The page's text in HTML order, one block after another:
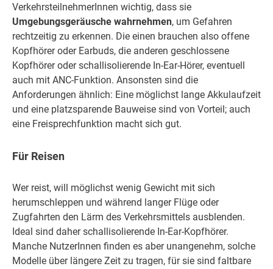
VerkehrsteilnehmerInnen wichtig, dass sie
Umgebungsgeräusche wahrnehmen, um Gefahren
rechtzeitig zu erkennen. Die einen brauchen also offene
Kopfhörer oder Earbuds, die anderen geschlossene
Kopfhörer oder schallisolierende In-Ear-Hörer, eventuell
auch mit ANC-Funktion. Ansonsten sind die
Anforderungen ähnlich: Eine möglichst lange Akkulaufzeit
und eine platzsparende Bauweise sind von Vorteil; auch
eine Freisprechfunktion macht sich gut.
Für Reisen
Wer reist, will möglichst wenig Gewicht mit sich
herumschleppen und während langer Flüge oder
Zugfahrten den Lärm des Verkehrsmittels ausblenden.
Ideal sind daher schallisolierende In-Ear-Kopfhörer.
Manche NutzerInnen finden es aber unangenehm, solche
Modelle über längere Zeit zu tragen, für sie sind faltbare